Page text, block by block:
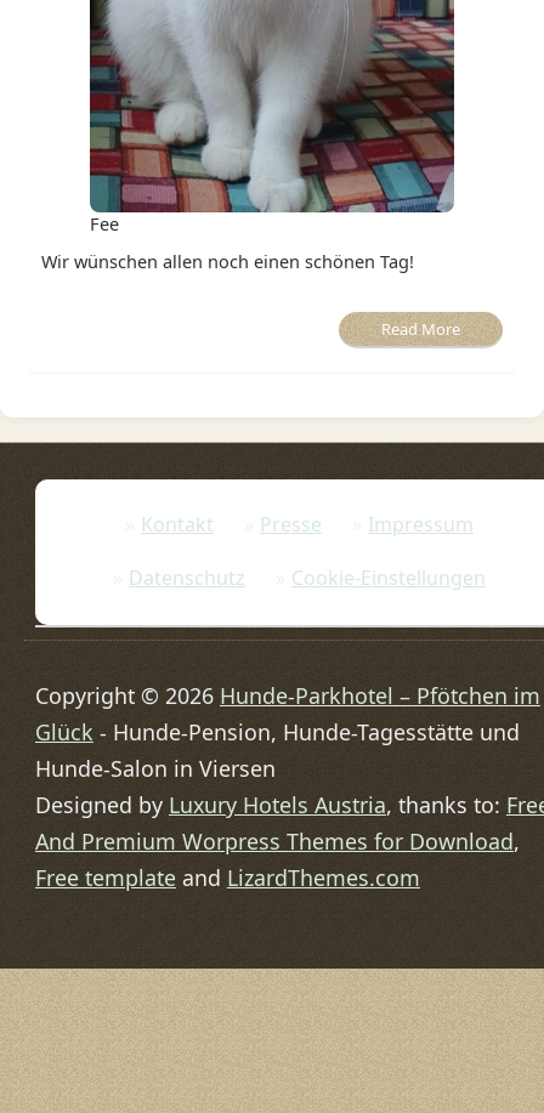
Fee
Wir wünschen allen noch einen schönen Tag!
Read More
Kontakt Presse
Impressum
Datenschutz
Cookie-Einstellungen
Copyright © 2026 Hunde-Parkhotel – Pfötchen im
Glück - Hunde-Pension, Hunde-Tagesstätte und
Hunde-Salon in Viersen
Designed by Luxury Hotels Austria, thanks to:
And Premium Worpress Themes for Download,
Free templateand LizardThemes.com